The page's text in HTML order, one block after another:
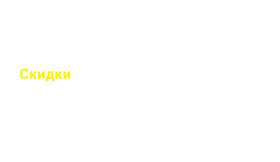
Скидки